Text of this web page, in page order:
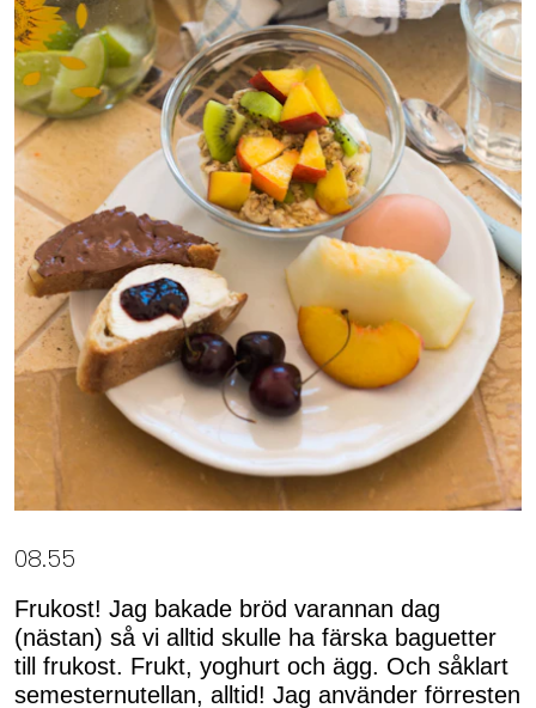
08.55
Frukost! Jag bakade bröd varannan dag
(nästan) så vi alltid skulle ha färska baguetter
till frukost. Frukt, yoghurt och ägg. Och såklart
semesternutellan, alltid! Jag använder förresten